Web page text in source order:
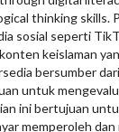
thinking skills.
sosial seperti
keislaman
bersumber
untuk
ini bertujuan
memperoleh